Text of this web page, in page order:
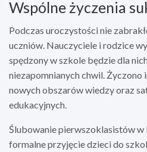
Wspólne życzenia
Podczas uroczystości nie
uczniów. Nauczyciele i rodzice
spędzony w szkole będzie dla
niezapomnianych chwil. Życzono
nowych obszarów wiedzy oraz
edukacyjnych.
Ślubowanie pierwszoklasistów
formalne przyjęcie dzieci do